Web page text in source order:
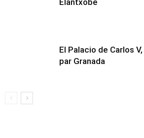
Elantxobe
El Palacio de Carlos
par Granada